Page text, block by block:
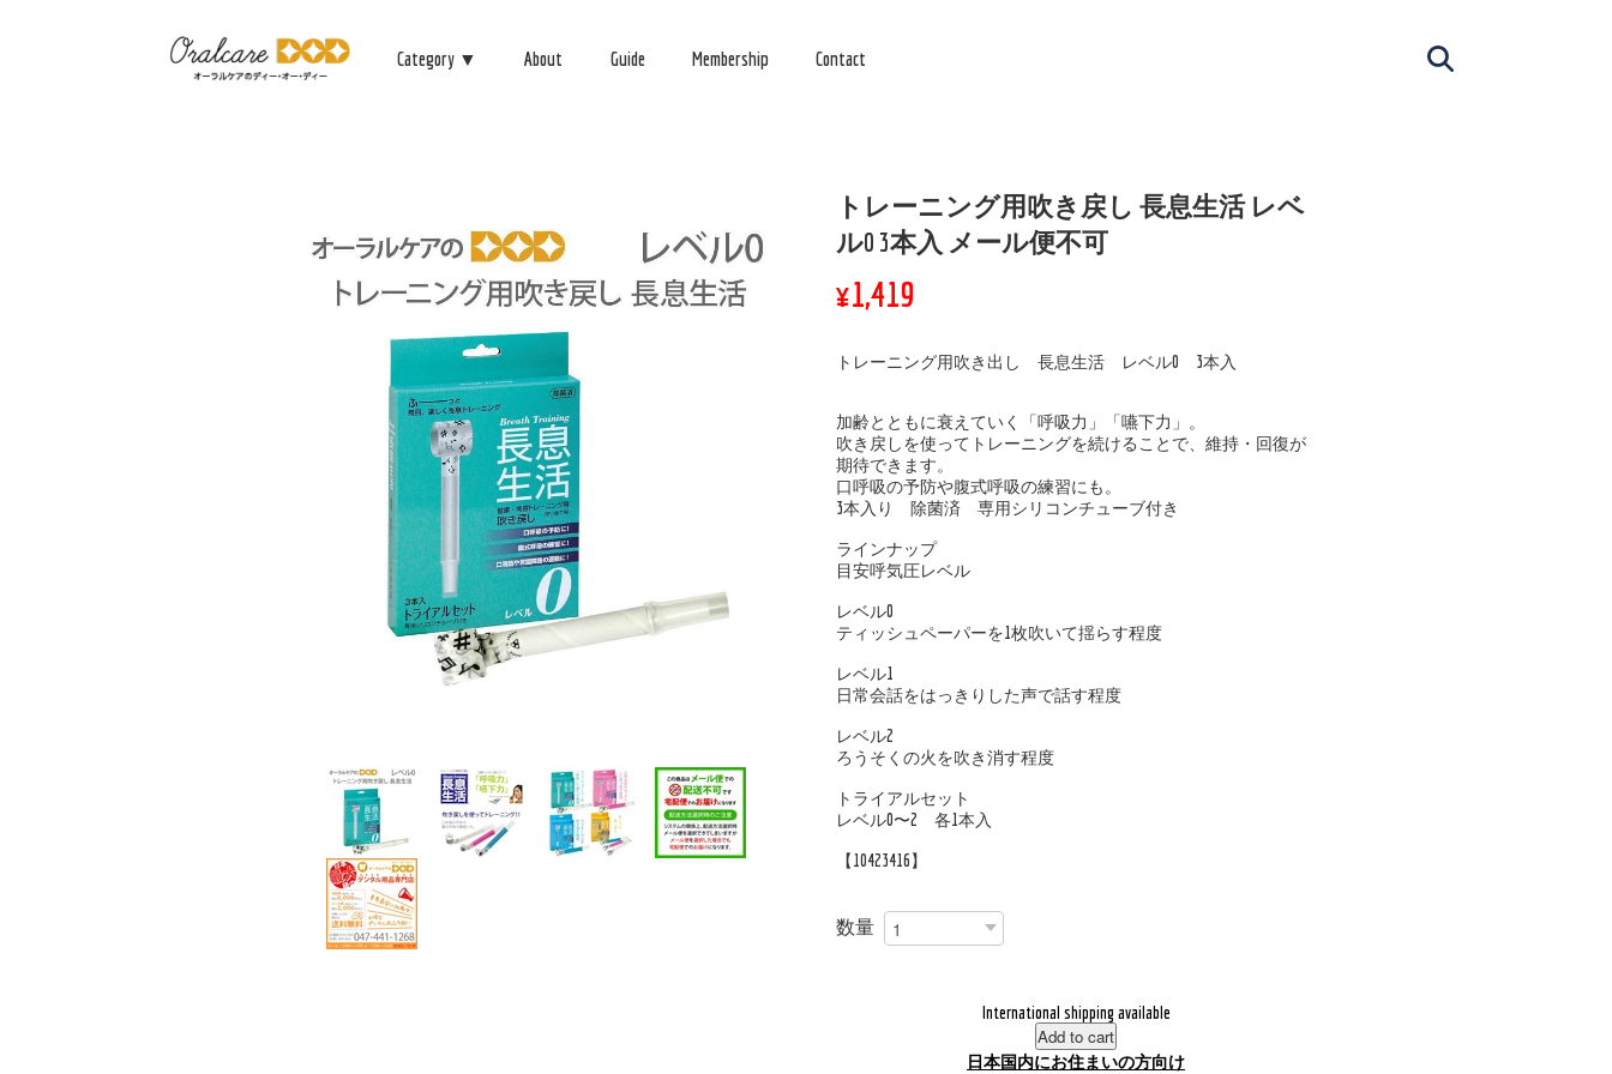
Category ▼ About Guide Membership Contact
トレーニング用吹き戻し 長息生活 レベ
ル0 3本入 メール便不可
¥1,419
トレーニング用吹き出し 長息生活 レベル0 3本入
加齢とともに衰えていく「呼吸力」「嚥下力」。
吹き戻しを使ってトレーニングを続けることで、維持・回復が
期待できます。
口呼吸の予防や腹式呼吸の練習にも。
3本入り 除菌済 専用シリコンチューブ付き
ラインナップ
目安呼気圧レベル
レベル0
ティッシュペーパーを1枚吹いて揺らす程度
レベル1
日常会話をはっきりした声で話す程度
レベル2
ろうそくの火を吹き消す程度
トライアルセット
レベル0〜2 各1本入
【10423416】
数量
International shipping available
Add to cart
日本国内にお住まいの方向け